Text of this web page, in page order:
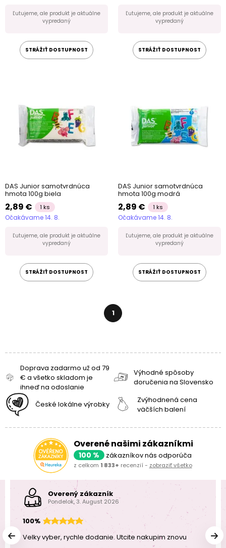
Ľutujeme, ale produkt je aktuálne
vypredaný
STRÁŽIŤ DOSTUPNOST
Ľutujeme, ale produkt je aktuálne
vypredaný
STRÁŽIŤ DOSTUPNOST
DAS Junior samotvrdnúca
hmota 100g biela
2,89 € 1 ks
Očakávame 14. 8.
Ľutujeme, ale produkt je aktuálne
vypredaný
STRÁŽIŤ DOSTUPNOST
DAS Junior samotvrdnúca
hmota 100g modrá
2,89 € 1 ks
Očakávame 14. 8.
Ľutujeme, ale produkt je aktuálne
vypredaný
STRÁŽIŤ DOSTUPNOST
1
Doprava zadarmo už od 79
€ a všetko skladom je
ihneď na odoslanie
Výhodné spôsoby
doručenia na Slovensko
České lokálne výrobky
Zvýhodnená cena
väčších balení
Overené našimi zákazníkmi
100 % zákazníkov nás odporúča
z celkom 1 833+ recenzií - zobraziť všetko
Overený zákazník
Pondelok, 3. August 2026
100%
Velky vyber, rychle dodanie. Utcite nakupim znovu